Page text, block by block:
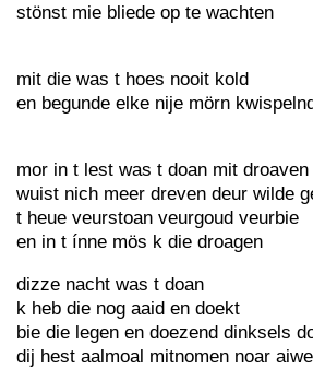
stönst mie bliede op te wachten
mit die was t hoes nooit kold
en begunde elke nije mörn
mor in t lest was t doan mit droaven
wuist nich meer dreven deur wilde
t heue veurstoan veurgoud veurbie
en in t ínne mös k die droagen
dizze nacht was t doan
k heb die nog aaid en doekt
bie die legen en doezend dinksels
dij hest aalmoal mitnomen noar